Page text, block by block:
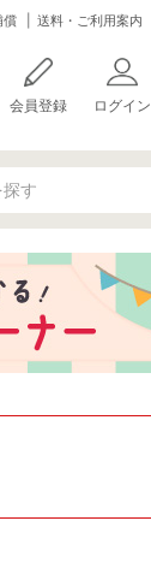
償 送料・ご利用案内
会員登録 ログイン